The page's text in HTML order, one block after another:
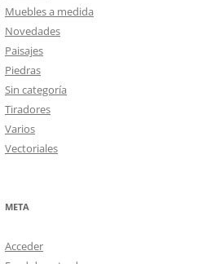
Muebles a medida
Novedades
Paisajes
Piedras
Sin categoría
Tiradores
Varios
Vectoriales
META
Acceder